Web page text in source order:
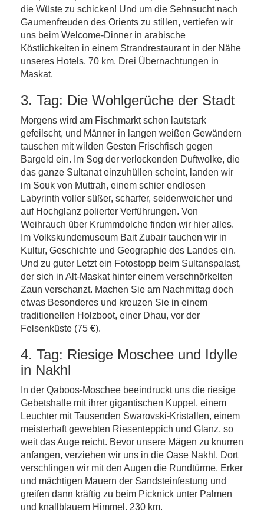
die Wüste zu schicken! Und um die Sehnsucht nach
Gaumenfreuden des Orients zu stillen, vertiefen wir
uns beim Welcome-Dinner in arabische
Köstlichkeiten in einem Strandrestaurant in der Nähe
unseres Hotels. 70 km. Drei Übernachtungen in
Maskat.
3. Tag: Die Wohlgerüche der Stadt
Morgens wird am Fischmarkt schon lautstark
gefeilscht, und Männer in langen weißen Gewändern
tauschen mit wilden Gesten Frischfisch gegen
Bargeld ein. Im Sog der verlockenden Duftwolke, die
das ganze Sultanat einzuhüllen scheint, landen wir
im Souk von Muttrah, einem schier endlosen
Labyrinth voller süßer, scharfer, seidenweicher und
auf Hochglanz polierter Verführungen. Von
Weihrauch über Krummdolche finden wir hier alles.
Im Volkskundemuseum Bait Zubair tauchen wir in
Kultur, Geschichte und Geographie des Landes ein.
Und zu guter Letzt ein Fotostopp beim Sultanspalast,
der sich in Alt-Maskat hinter einem verschnörkelten
Zaun verschanzt. Machen Sie am Nachmittag doch
etwas Besonderes und kreuzen Sie in einem
traditionellen Holzboot, einer Dhau, vor der
Felsenküste (75 €).
4. Tag: Riesige Moschee und Idylle
in Nakhl
In der Qaboos-Moschee beeindruckt uns die riesige
Gebetshalle mit ihrer gigantischen Kuppel, einem
Leuchter mit Tausenden Swarovski-Kristallen, einem
meisterhaft gewebten Riesenteppich und Glanz, so
weit das Auge reicht. Bevor unsere Mägen zu knurren
anfangen, verziehen wir uns in die Oase Nakhl. Dort
verschlingen wir mit den Augen die Rundtürme, Erker
und mächtigen Mauern der Sandsteinfestung und
greifen dann kräftig zu beim Picknick unter Palmen
und knallblauem Himmel. 230 km.